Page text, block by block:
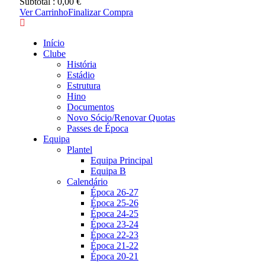
Ver CarrinhoFinalizar Compra
Início
Clube
História
Estádio
Estrutura
Hino
Documentos
Novo Sócio/Renovar Quotas
Passes de Época
Equipa
Plantel
Equipa Principal
Equipa B
Calendário
Época 26-27
Época 25-26
Época 24-25
Época 23-24
Época 22-23
Época 21-22
Época 20-21